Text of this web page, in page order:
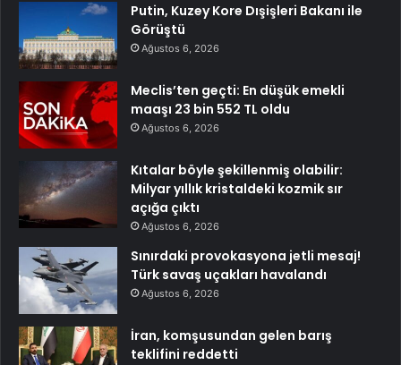
Putin, Kuzey Kore Dışişleri Bakanı ile
Görüştü
Ağustos 6, 2026
Meclis’ten geçti: En düşük emekli
maaşı 23 bin 552 TL oldu
Ağustos 6, 2026
Kıtalar böyle şekillenmiş olabilir:
Milyar yıllık kristaldeki kozmik sır
açığa çıktı
Ağustos 6, 2026
Sınırdaki provokasyona jetli mesaj!
Türk savaş uçakları havalandı
Ağustos 6, 2026
İran, komşusundan gelen barış
teklifini reddetti